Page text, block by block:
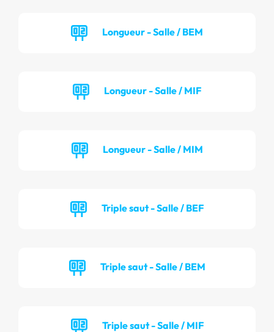
Longueur - Salle / BEM
Longueur - Salle / MIF
Longueur - Salle / MIM
Triple saut - Salle / BEF
Triple saut - Salle / BEM
Triple saut - Salle / MIF